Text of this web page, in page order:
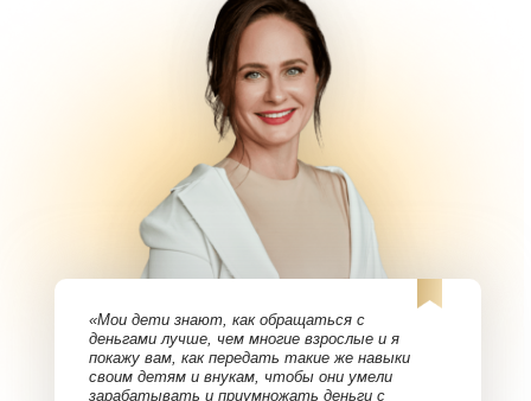
«Мои дети знают, как обращаться с
деньгами лучше, чем многие взрослые и я
покажу вам, как передать такие же навыки
своим детям и внукам, чтобы они умели
зарабатывать и приумножать деньги с